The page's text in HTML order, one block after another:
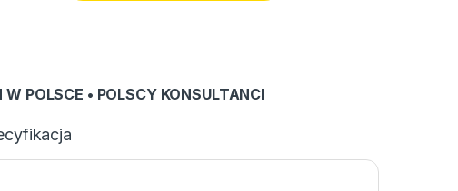
POLSCE • POLSCY KONSULTANCI